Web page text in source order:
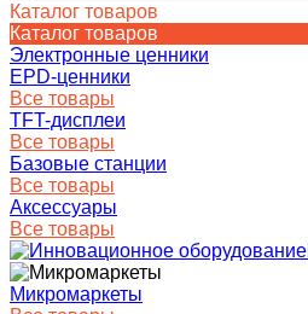
Каталог товаров
Каталог товаров
Электронные ценники
EPD-ценники
Все товары
TFT-дисплеи
Все товары
Базовые станции
Все товары
Аксессуары
Все товары
Микромаркеты